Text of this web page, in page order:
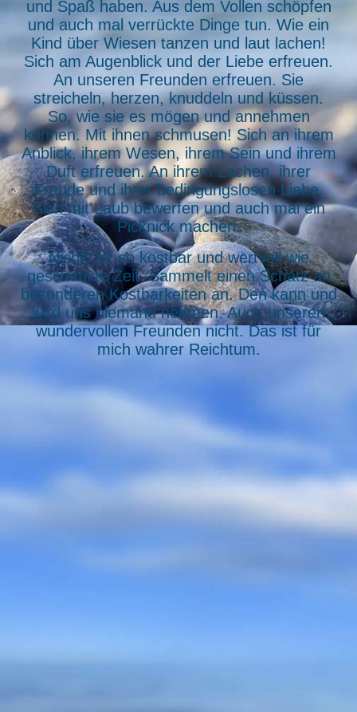
und Spaß haben. Aus dem Vollen schöpfen
und auch mal verrückte Dinge tun. Wie ein
Kind über Wiesen tanzen und laut lachen!
Sich am Augenblick und der Liebe erfreuen.
An unseren Freunden erfreuen. Sie
streicheln, herzen, knuddeln und küssen.
So, wie sie es mögen und annehmen
können. Mit ihnen schmusen! Sich an ihrem
Anblick, ihrem Wesen, ihrem Sein und ihrem
Duft erfreuen. An ihrem Lachen, ihrer
Freude und ihrer bedingungslosen Liebe.
Sich mit Laub bewerfen und auch mal ein
Picknick machen.
Nichts ist so kostbar und wertvoll wie
geschenkte Zeit. Sammelt einen Schatz an
besonderen Kostbarkeiten an. Den kann und
wird uns niemand nehmen. Auch unseren
wundervollen Freunden nicht. Das ist für
mich wahrer Reichtum.